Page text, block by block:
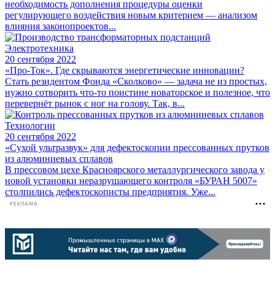
необходимость дополнения процедуры оценки
регулирующего воздействия новым критерием — анализом
влияния законопроектов...
Электротехника
20 сентября 2022
«Про-Ток». Где скрываются энергетические инновации?
Стать резидентом Фонда «Сколково» — задача не из простых,
нужно сотворить что-то поистине новаторское и полезное, что
перевернёт рынок с ног на голову. Так, в...
Технологии
20 сентября 2022
«Сухой ультразвук» для дефектоскопии прессованных прутков
из алюминиевых сплавов
В прессовом цехе Красноярского металлургического завода у
новой установки неразрушающего контроля «БУРАН 5007»
столпились дефектоскописты предприятия. Уже...
РЕКЛАМА